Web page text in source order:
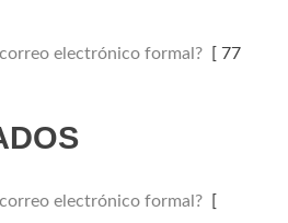
electrónico formal?[ 77
electrónico formal?[